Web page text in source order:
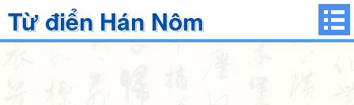
Từ điển Hán Nôm